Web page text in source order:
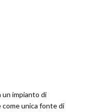
un impianto di
unica fonte di